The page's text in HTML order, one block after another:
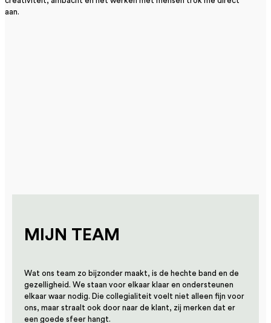
aan.
MIJN TEAM
Wat ons team zo bijzonder maakt, is de hechte band en de
gezelligheid. We staan voor elkaar klaar en ondersteunen
elkaar waar nodig. Die collegialiteit voelt niet alleen fijn voor
ons, maar straalt ook door naar de klant, zij merken dat er
een goede sfeer hangt.​